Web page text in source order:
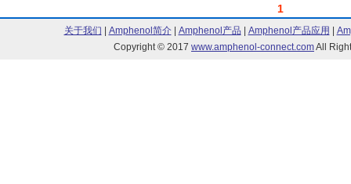
1
关于我们 Amphenol简介| Amphenol产品 Amphenol产品应用
Copyright © 2017 www.amphenol-connect.comAll